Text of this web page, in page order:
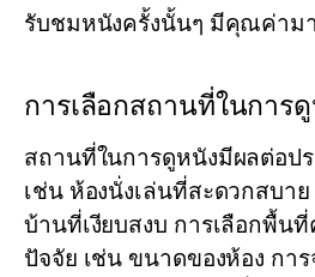
รับชมหนังครั้งนั้นๆ มีคุณค่าม
การเลือกสถานที่ในการ
สถานที่ในการดูหนังมีผลต่อป
เช่น ห้องนั่งเล่นที่สะดวกสบา
บ้านที่เงียบสงบ การเลือกพื้น
ปัจจัย เช่น ขนาดของห้อง กา